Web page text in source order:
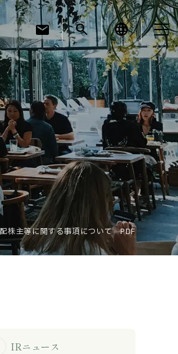
mail search language
株主等に関する事項について PDF
IRニュース